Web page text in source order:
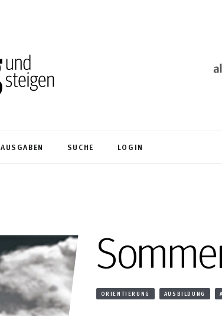
AUSGABEN SUCHE LOGIN
ORIENTIERUNG AUSBILDUNG